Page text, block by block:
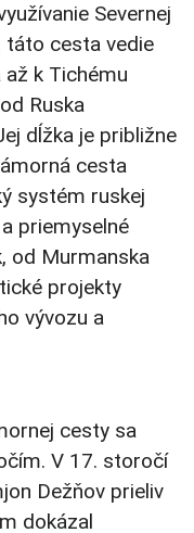
Severnej
táto cesta vedie
k Tichému
Ruska
dĺžka je približne
cesta
systém ruskej
priemyselné
od Murmanska
projekty
vývozu a
cesty sa
V 17. storočí
Dežňov prieliv
dokázal